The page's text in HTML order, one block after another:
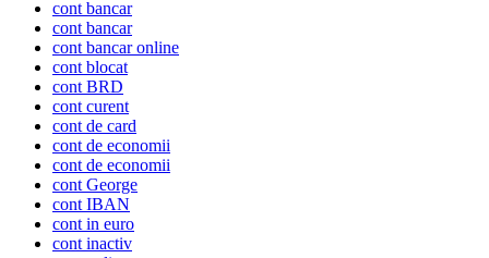
cont bancar
cont bancar
cont bancar online
cont blocat
cont BRD
cont curent
cont de card
cont de economii
cont de economii
cont George
cont IBAN
cont in euro
cont inactiv